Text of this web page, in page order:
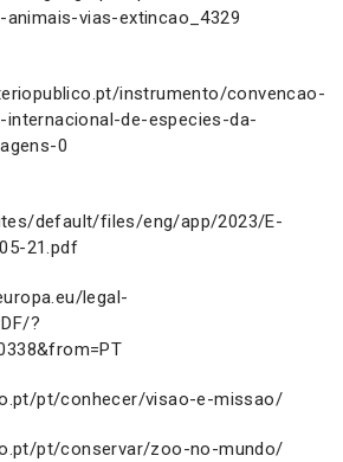
vias-extincao_4329
instrumento/convencao-
de-especies-da-
0
default/files/eng/app/2023/E-
21.pdf
legal-
?
pt/conhecer/visao-e-missao/
pt/conservar/zoo-no-mundo/